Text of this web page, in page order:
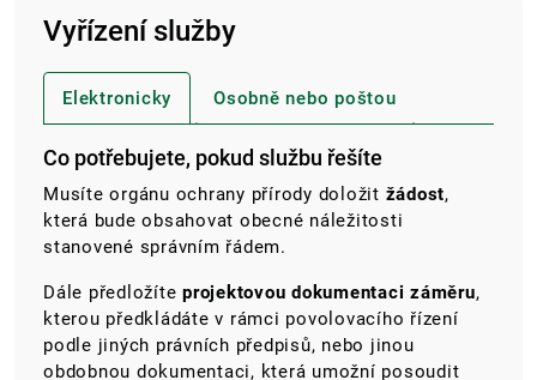
Vyřízení služby
Elektronicky Osobně nebo poštou
Co potřebujete, pokud službu řešíte
Musíte orgánu ochrany přírody doložit žádost,
která bude obsahovat obecné náležitosti
stanovené správním řádem.
Dále předložíte projektovou dokumentaci záměru,
kterou předkládáte v rámci povolovacího řízení
podle jiných právních předpisů, nebo jinou
obdobnou dokumentaci, která umožní posoudit